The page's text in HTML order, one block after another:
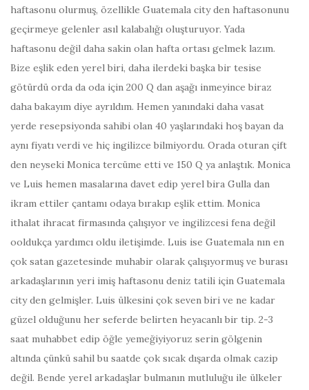
haftasonu olurmuş, özellikle Guatemala city den haftasonunu
geçirmeye gelenler asıl kalabalığı oluşturuyor. Yada
haftasonu değil daha sakin olan hafta ortası gelmek lazım.
Bize eşlik eden yerel biri, daha ilerdeki başka bir tesise
götürdü orda da oda için 200 Q dan aşağı inmeyince biraz
daha bakayım diye ayrıldım. Hemen yanındaki daha vasat
yerde resepsiyonda sahibi olan 40 yaşlarındaki hoş bayan da
aynı fiyatı verdi ve hiç ingilizce bilmiyordu. Orada oturan çift
den neyseki Monica tercüme etti ve 150 Q ya anlaştık. Monica
ve Luis hemen masalarına davet edip yerel bira Gulla dan
ikram ettiler çantamı odaya bırakıp eşlik ettim. Monica
ithalat ihracat firmasında çalışıyor ve ingilizcesi fena değil
ooldukça yardımcı oldu iletişimde. Luis ise Guatemala nın en
çok satan gazetesinde muhabir olarak çalışıyormuş ve burası
arkadaşlarının yeri imiş haftasonu deniz tatili için Guatemala
city den gelmişler. Luis ülkesini çok seven biri ve ne kadar
güzel olduğunu her seferde belirten heyacanlı bir tip. 2-3
saat muhabbet edip öğle yemeğiyiyoruz serin gölgenin
altında çünkü sahil bu saatde çok sıcak dışarda olmak cazip
değil. Bende yerel arkadaşlar bulmanın mutluluğu ile ülkeler